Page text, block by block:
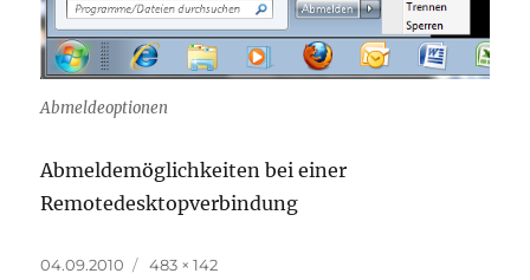
Abmeldeoptionen
Abmeldemöglichkeiten bei einer
Remotedesktopverbindung
Veröffentlicht
04.09.2010
Volle
483 × 142